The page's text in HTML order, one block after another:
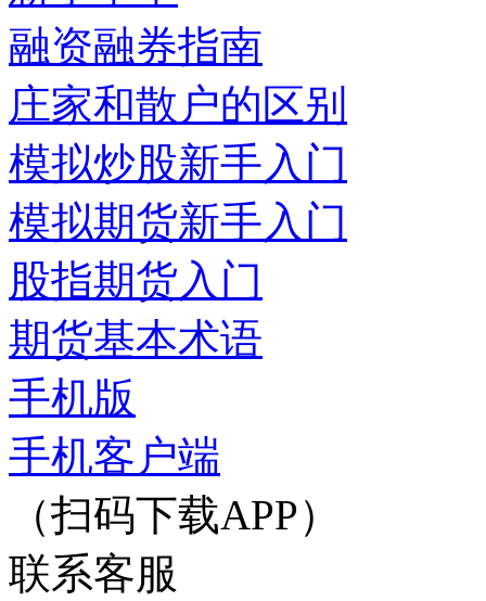
融资融券指南
庄家和散户的区别
模拟炒股新手入门
模拟期货新手入门
股指期货入门
期货基本术语
手机版
手机客户端
（扫码下载APP）
联系客服